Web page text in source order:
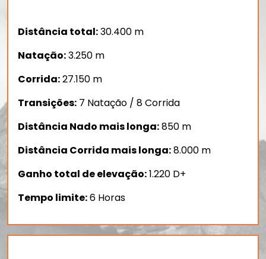
Distância total:30.400 m
Natação:3.250 m
Corrida:27.150 m
Transições: 7 Natação / 8 Corrida
Distância Nado mais longa:850 m
Distância Corrida mais longa:8.000 m
Ganho total de elevação:1.220 D+
Tempo limite:6 Horas